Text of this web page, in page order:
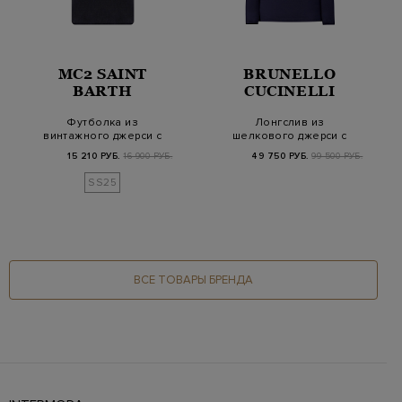
MC2 SAINT
BARTH
Футболка из
винтажного джерси с
Cryptopu…
15 210 РУБ. 16 900 РУБ.
SS25
BRUNELLO
CUCINELLI
Лонгслив из
шелкового джерси с
49 750 РУБ. 99 500 РУБ.
ВСЕ ТОВАРЫ БРЕНДА